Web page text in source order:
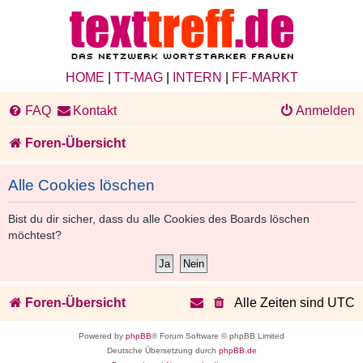
HOME TT-MAG| INTERN FF-MARKT
FAQ Kontakt Anmelden
Foren-Übersicht
Alle Cookies löschen
Bist du dir sicher, dass du alle Cookies des Boards löschen
möchtest?
Foren-Übersicht Alle Zeiten sind UTC
Powered by phpBB® Forum Software © phpBB Limited
Deutsche Übersetzung durch phpBB.de